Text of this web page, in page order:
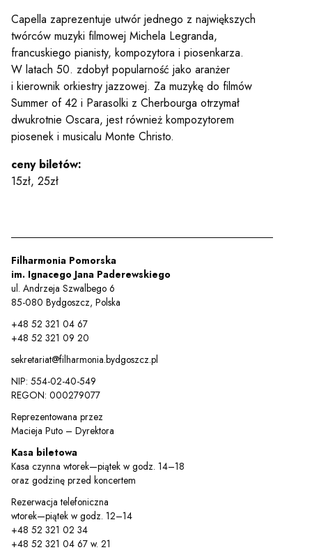
Capella zaprezentuje utwór jednego z największych
twórców muzyki filmowej Michela Legranda,
francuskiego pianisty, kompozytora i piosenkarza.
W latach 50. zdobył popularność jako aranżer
i kierownik orkiestry jazzowej. Za muzykę do filmów
Summer of 42 i Parasolki z Cherbourga otrzymał
dwukrotnie Oscara, jest również kompozytorem
piosenek i musicalu Monte Christo.
ceny biletów:
15zł, 25zł
Filharmonia Pomorska
im. Ignacego Jana Paderewskiego
ul. Andrzeja Szwalbego 6
85-080 Bydgoszcz, Polska
+48 52 321 04 67
+48 52 321 09 20
sekretariat@filharmonia.bydgoszcz.pl
NIP: 554-02-40-549
REGON: 000279077
Reprezentowana przez
Macieja Puto – Dyrektora
Kasa biletowa
Kasa czynna wtorek—piątek w godz. 14–18
oraz godzinę przed koncertem
Rezerwacja telefoniczna
wtorek—piątek w godz. 12–14
+48 52 321 02 34
+48 52 321 04 67 w. 21